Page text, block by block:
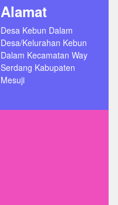
Alamat
Desa Kebun Dalam
Desa/Kelurahan Kebun
Dalam Kecamatan Way
Serdang Kabupaten
Mesuji